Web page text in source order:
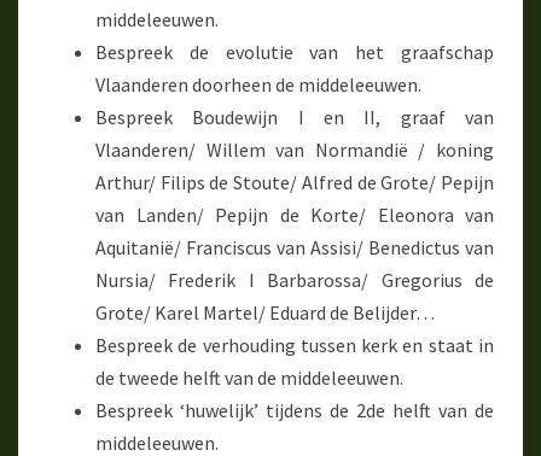
middeleeuwen.
Bespreek de evolutie van het graafschap
Vlaanderen doorheen de middeleeuwen.
Bespreek Boudewijn I en II, graaf van
Vlaanderen/ Willem van Normandië / koning
Arthur/ Filips de Stoute/ Alfred de Grote/ Pepijn
van Landen/ Pepijn de Korte/ Eleonora van
Aquitanië/ Franciscus van Assisi/ Benedictus van
Nursia/ Frederik I Barbarossa/ Gregorius de
Grote/ Karel Martel/ Eduard de Belijder…
Bespreek de verhouding tussen kerk en staat in
de tweede helft van de middeleeuwen.
Bespreek ‘huwelijk’ tijdens de 2de helft van de
middeleeuwen.